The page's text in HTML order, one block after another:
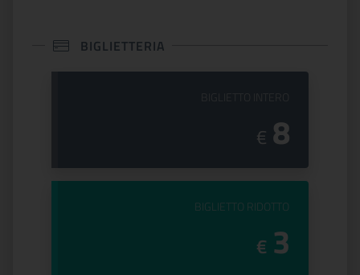
BIGLIETTERIA
€ 8
PREZZO DEL
BIGLIETTO RIDOTTO
€ 3